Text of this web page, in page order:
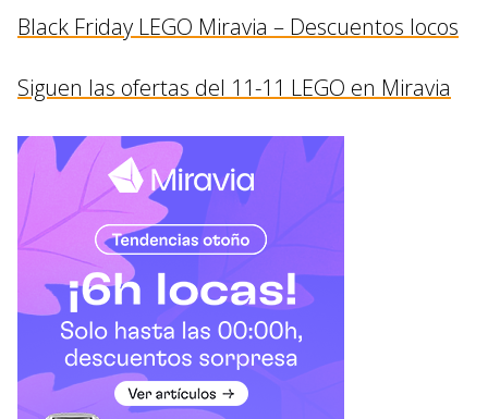
Black Friday LEGO Miravia – Descuentos locos
Siguen las ofertas del 11-11 LEGO en Miravia